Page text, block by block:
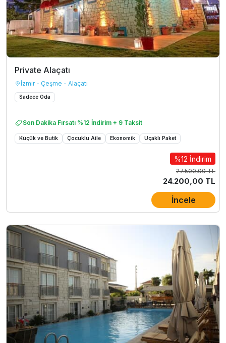
Private Alaçatı
İzmir - Çeşme - Alaçatı
Sadece Oda
Son Dakika Fırsatı %12 İndirim + 9 Taksit
Küçük ve Butik Çocuklu Aile Ekonomik Uçaklı Paket
%12 İndirim
27.500,00 TL
24.200,00 TL
İncele